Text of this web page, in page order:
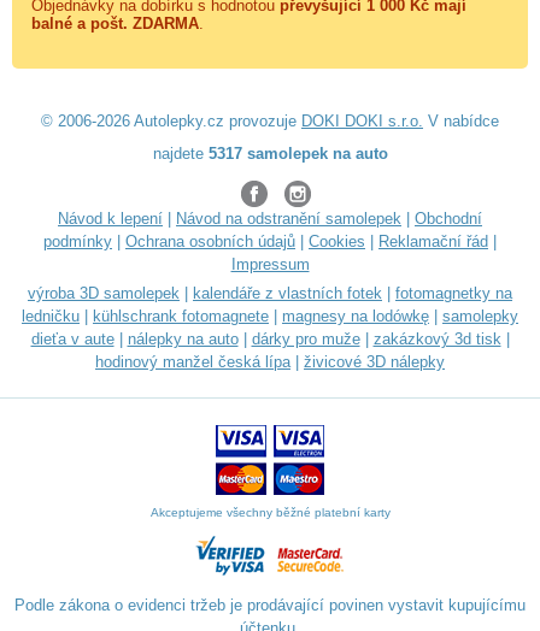
Objednávky na dobírku s hodnotou převyšující 1 000 Kč mají
balné a pošt. ZDARMA
© 2006-2026 Autolepky.cz provozuje DOKI DOKI s.r.o. V nabídce
najdete 5317 samolepek na auto
Návod k lepení Návod na odstranění samolepek
Obchodní
podmínky
Ochrana osobních údajů Cookies Reklamační řád
Impressum
výroba 3D samolepek
kalendáře z vlastních fotek
fotomagnetky na
ledničku
kühlschrank fotomagnete magnesy na lodówkę
samolepky
dieťa v aute| nálepky na auto| dárky pro muže| zakázkový 3d tisk|
hodinový manžel česká lípa| živicové 3D nálepky
Akceptujeme všechny běžné platební karty
Podle zákona o evidenci tržeb je prodávající povinen vystavit kupujícímu